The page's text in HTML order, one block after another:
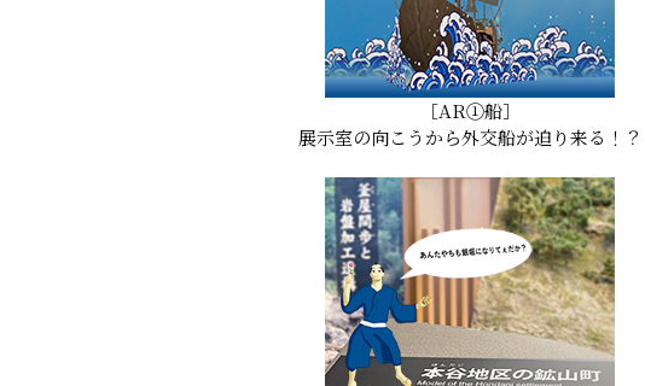
［AR①船］
展示室の向こうから外交船が迫り来る！？